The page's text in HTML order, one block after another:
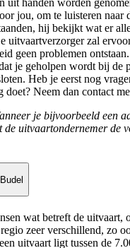
uit handen worden
jou, om te luisteren naar
hij bekijkt wat er
uitvaartverzorger zal
geen problemen
je geholpen wordt bij de
Heb je eerst nog
doet? Neem dan contact
je bijvoorbeeld een
de uitvaartondernemer de
wat betreft de uitvaart,
zeer verschillend, zo
uitvaart ligt tussen de